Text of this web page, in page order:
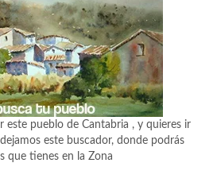
este pueblo de Cantabria , y quieres ir
este buscador, donde podrás
que tienes en la Zona